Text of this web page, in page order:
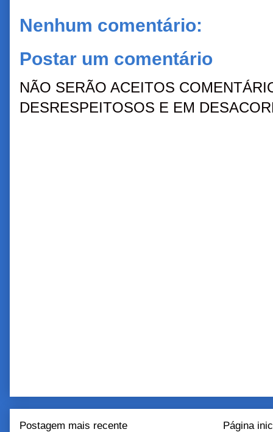
Nenhum comentário:
Postar um comentário
NÃO SERÃO ACEITOS
DESRESPEITOSOS E EM
Postagem mais recente Página